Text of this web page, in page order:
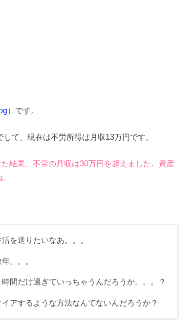
）です。
て、現在は不労所得は月収13万円です。
結果、不労の月収は30万円を超えました。資産
を送りたいなあ。。。
。。。
間だけ過ぎていっちゃうんだろうか。。。？
アするような方法なんてないんだろうか？